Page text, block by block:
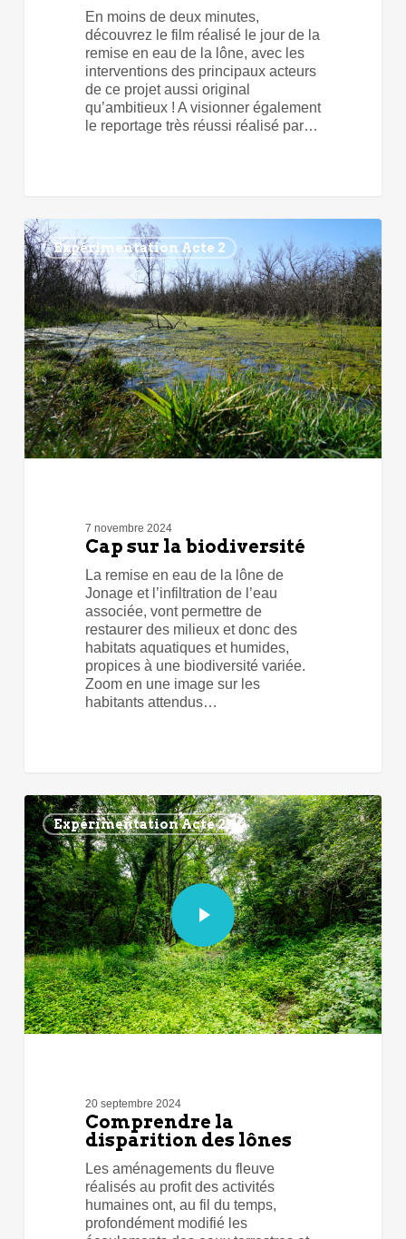
En moins de deux minutes,
découvrez le film réalisé le jour de la
remise en eau de la lône, avec les
interventions des principaux acteurs
de ce projet aussi original
qu’ambitieux ! A visionner également
le reportage très réussi réalisé par…
Cap
sur
la
biodiversité
Expérimentation Acte 2
7 novembre 2024
Cap sur la biodiversité
La remise en eau de la lône de
Jonage et l’infiltration de l’eau
associée, vont permettre de
restaurer des milieux et donc des
habitats aquatiques et humides,
propices à une biodiversité variée.
Zoom en une image sur les
habitants attendus…
Expérimentation Acte 2
20 septembre 2024
Comprendre la
disparition des lônes
Les aménagements du fleuve
réalisés au profit des activités
humaines ont, au fil du temps,
profondément modifié les